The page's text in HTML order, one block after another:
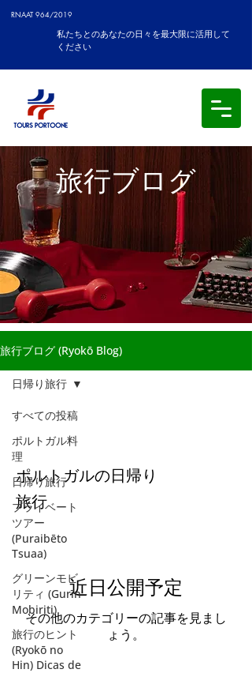
RNAAT 964/2019
私たちとのあなたの日々を最大限に活用して
ください
旅行ブログ
旅行ブログ (Ryokō Blog)
すべての投稿
ポルトガル料
理
日帰り旅行
プライベート
ツアー
(Puraibēto
Tsuaa)
グリーンモビ
リティ (Gurīn
Mobiriti)
旅行のヒント
(Ryokō no
Hin) Dicas de
日帰り旅行
日帰り旅行
ポルトガルの日帰り
旅行
近日公開予定
その他のカテゴリーの記事を見まし
ょう。